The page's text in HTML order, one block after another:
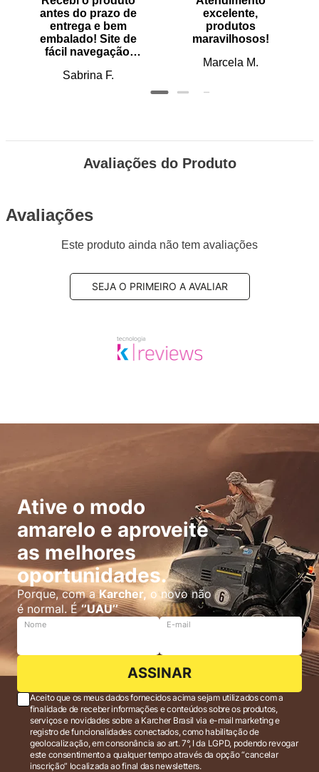
antes do prazo de
entrega e bem
embalado! Site de
fácil navegação.
Sabrina F.
excelente,
produtos
maravilhosos!
Marcela M.
Avaliações do Produto
Avaliações
Este produto ainda não tem avaliações
SEJA O PRIMEIRO A AVALIAR
Ative o modo
amarelo e aproveite
as melhores
oportunidades.
Porque, com aKarcher, o novo não
é normal. É‘’UAU’’
Nome E-mail
ASSINAR
Aceito que os meus dados fornecidos acima sejam utilizados com a
finalidade de receber informações e conteúdos sobre os produtos,
serviços e novidades sobre a Karcher Brasil via e-mail marketing e
registro de funcionalidades conectados, como habilitação de
geolocalização, em consonância ao art. 7°, I da LGPD, podendo revogar
este consentimento a qualquer tempo através da opção “cancelar
inscrição” localizada ao final das newsletters.